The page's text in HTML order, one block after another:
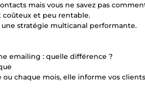
mais vous ne savez pas
et peu rentable.
une stratégie multicanal performante.
emailing : quelle différence ?
ou chaque mois, elle informe vos